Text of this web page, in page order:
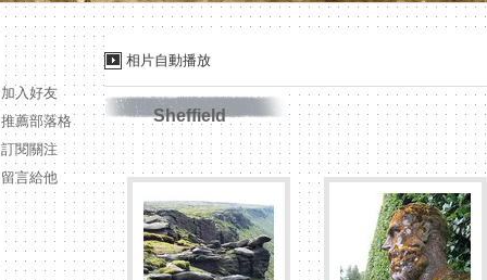
相片自動播放
Sheffield
加入好友
推薦部落格
訂閱關注
留言給他